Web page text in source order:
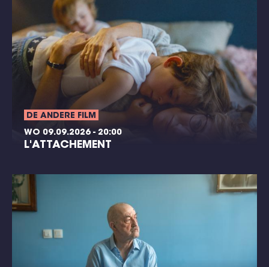
DE ANDERE FILM
WO 09.09.2026 - 20:00
L'ATTACHEMENT